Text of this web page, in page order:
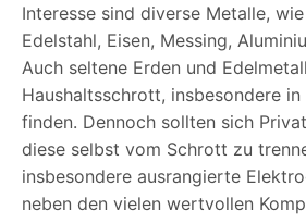
Interesse sind diverse Metalle,
Edelstahl, Eisen, Messing,
Auch seltene Erden und
Haushaltsschrott, insbesondere
finden. Dennoch sollten sich
diese selbst vom Schrott zu
insbesondere ausrangierte
neben den vielen wertvollen